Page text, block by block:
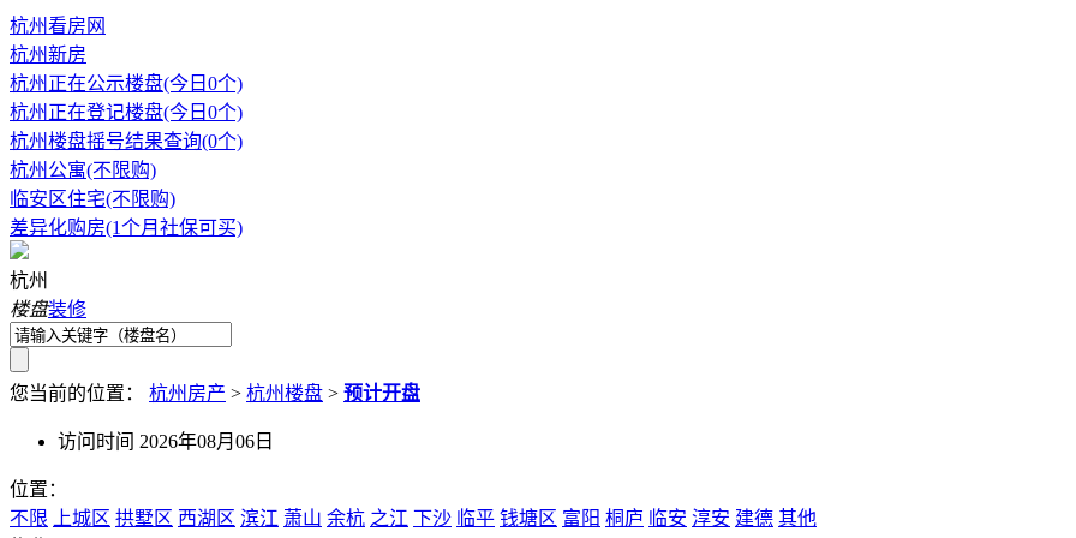
杭州看房网
杭州新房
杭州正在公示楼盘(今日0个)
杭州正在登记楼盘(今日0个)
杭州楼盘摇号结果查询(0个)
杭州公寓(不限购)
临安区住宅(不限购)
差异化购房(1个月社保可买)
杭州
楼盘装修
您当前的位置： 杭州房产 > 杭州楼盘 > 预计开盘
访问时间 2026年08月06日
位置：
不限
上城区 拱墅区 西湖区 滨江 萧山 余杭 之江 下沙 临平 钱塘区 富阳 桐庐 临安 淳安 建德 其他